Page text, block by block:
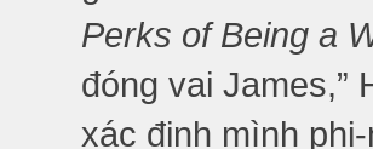
Perks of Being a
đóng vai James,”
xác định mình